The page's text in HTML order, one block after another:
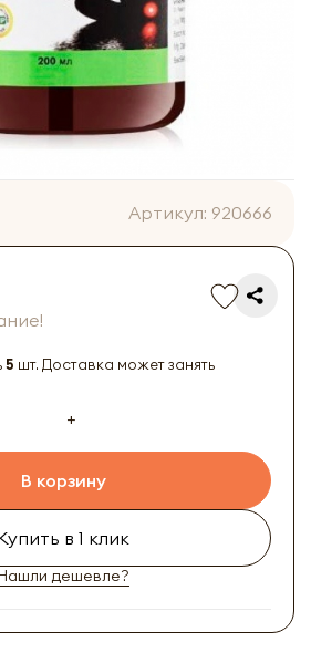
Артикул: 920666
5 шт. Доставка может занять
+
В корзину
в 1 клик
дешевле?